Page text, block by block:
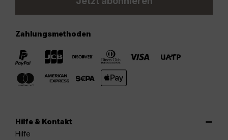
Zahlungsmethoden
Hilfe & Kontakt
Hilfe